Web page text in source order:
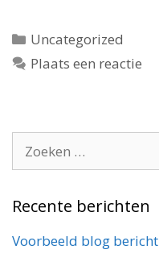
Categorieën
Uncategorized
Plaats een reactie
naar:
Recente berichten
Voorbeeld blog bericht